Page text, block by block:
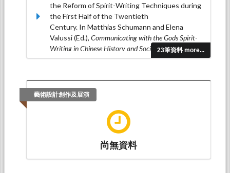
23筆資料 more...
the Reform of Spirit-Writing Techniques during
the First Half of the Twentieth
Century. In Matthias Schumann and Elena
Valussi (Ed.), Communicating with the Gods Spirit-
Writing in Chinese History and Society(pp. 206-
254). LEIDEN: BRILL.(ISBN：9789004549043)
of Fears: The 1923 Doomsday Hysteria in
China. In Shin-yi Chao (Ed.),
Religion in Text and Acts(pp. 43-
63). Amsterdam: Amsterdam University Press.
(ISBN：9789463723626)
王見川、范純武（2023.01）。世界宗教博物館
蒐藏的民間經卷、鸞書與寶卷的特色與價值。載
藝術設計創作及展演
尚無資料